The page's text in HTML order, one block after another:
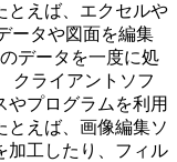
とえば、エクセルや
ータや図面を編集
データを一度に処
クライアントソフ
やプログラムを利用
とえば、画像編集ソ
加工したり、フィル